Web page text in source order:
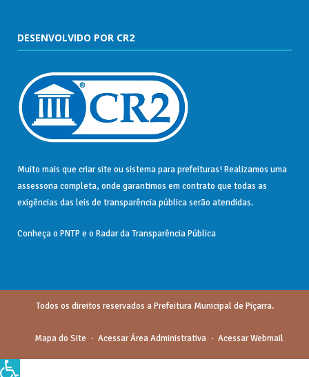
DESENVOLVIDO POR CR2
Muito mais que criar site ousistema para prefeituras! Realizamos uma
assessoriacompleta, onde garantimos em contrato que todas as
exigências das leis de transparência públicaserão atendidas.
Conheça o PNTP e o Radar da Transparência Pública
Todos os direitos reservados a Prefeitura Municipal de Piçarra.
Mapa do Site Acessar Área Administrativa Acessar Webmail